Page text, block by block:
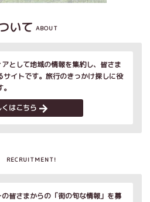
いて ABOUT
として地域の情報を集約し、皆さま
サイトです。旅行のきっかけ探しに役
はこちら
RECRUITMENT!
皆さまからの「街の旬な情報」を募